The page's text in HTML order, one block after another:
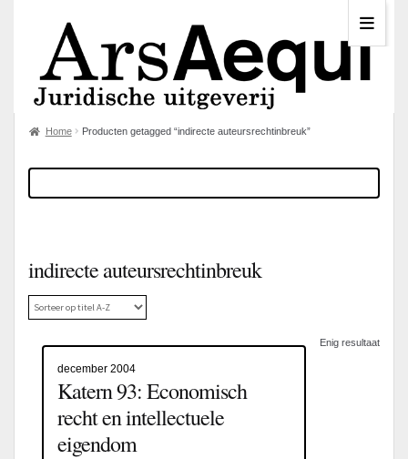
Home Producten getagged “indirecte auteursrechtinbreuk”
indirecte auteursrechtinbreuk
Enig resultaat
december 2004
Katern 93: Economisch
recht en intellectuele
eigendom